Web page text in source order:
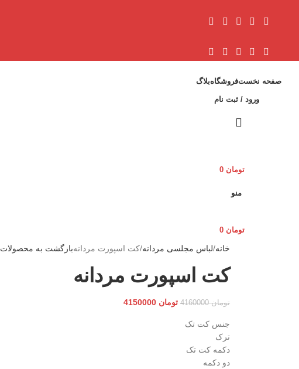
صفحه نخستفروشگاهبلاگ
ورود / ثبت نام
تومان
منو
تومان
خانه لباس مجلسی مردانه کت اسپورت مردانهبازگشت به محصولات
کت اسپورت مردانه
تومان4160000 تومان
جنس کت تک
ترک
دکمه کت تک
دو دکمه